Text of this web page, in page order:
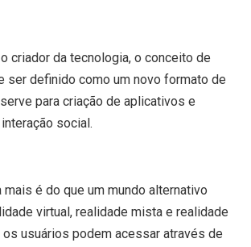
criador da tecnologia, o conceito de
ser definido como um novo formato de
para criação de aplicativos e
social.
mais é do que um mundo alternativo
virtual, realidade mista e realidade
os usuários podem acessar através de